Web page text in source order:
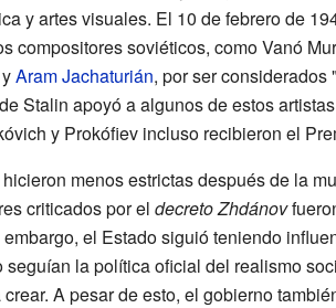
y artes visuales. El 10 de febrero de
compositores soviéticos, como Vanó
Aram Jachaturián, por ser considerados
Stalin apoyó a algunos de estos
y Prokófiev incluso recibieron el
menos estrictas después de la
criticados por el decreto Zhdánov
el Estado siguió teniendo
la política oficial del realismo
A pesar de esto, el gobierno